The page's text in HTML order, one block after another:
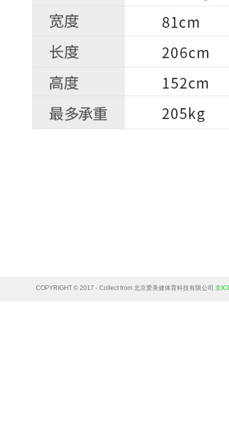
COPYRIGHT © 2017 - Collect from 北京爱美健体育科技有限公司 京